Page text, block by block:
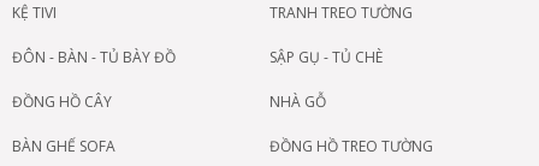
KỆ TIVI TRANH TREO TƯỜNG
ĐÔN - BÀN - TỦ BÀY ĐỒ SẬP GỤ - TỦ CHÈ
ĐỒNG HỒ CÂY NHÀ GỖ
BÀN GHẾ SOFA ĐỒNG HỒ TREO TƯỜNG